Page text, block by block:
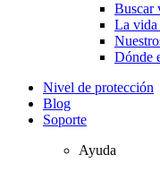
Buscar
La
Dónde
Nivel de protección
Blog
Soporte
Ayuda